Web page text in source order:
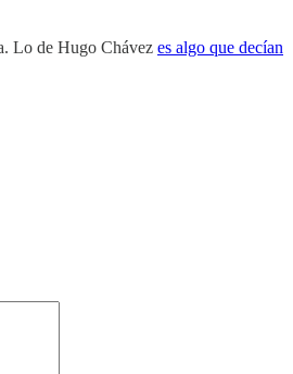
Lo de Hugo Chávez es algo que decían